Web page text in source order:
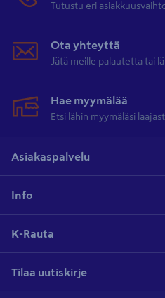
Tutustu eri
Ota yhteyttä
Jätä meille palautetta tai
Hae myymälää
Etsi lähin myymäläsi
Asiakaspalvelu
Info
K-Rauta
Tilaa uutiskirje